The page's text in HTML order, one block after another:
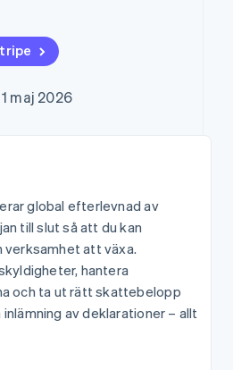
organisationer
tjänster
sektor
kort
och
årliga
säljteamet
maj 2026
global efterlevnad av
till slut så att du kan
verksamhet att växa.
hantera
och ta ut rätt skattebelopp
av deklarationer – allt